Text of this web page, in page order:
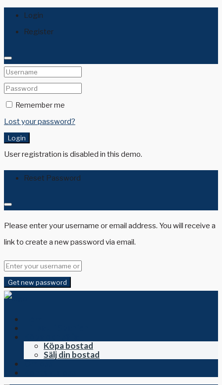
Login
Register
Remember me
Lost your password?
Login
User registration is disabled in this demo.
Reset Password
Please enter your username or email address. You will receive a
link to create a new password via email.
Get new password
Köpa bostad
Sälj din bostad